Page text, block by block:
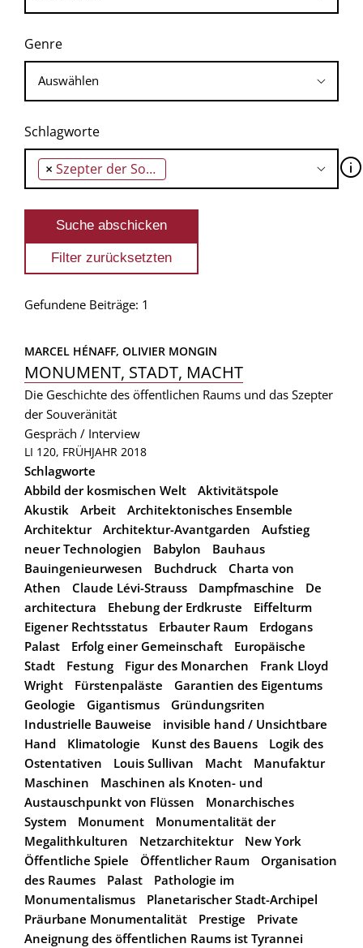
Genre
Schlagworte
× Szepter der Souveränität 🛈
Gefundene Beiträge: 1
MARCEL HÉNAFF, OLIVIER MONGIN
MONUMENT, STADT, MACHT
Die Geschichte des öffentlichen Raums und das Szepter
der Souveränität
Gespräch / Interview
LI 120, FRÜHJAHR 2018
Schlagworte
Abbild der kosmischen Welt
Aktivitätspole
Akustik
Arbeit
Architektonisches Ensemble
Architektur
Architektur-Avantgarden
Aufstieg
neuer Technologien
Babylon
Bauhaus
Bauingenieurwesen
Buchdruck
Charta von
Athen
Claude Lévi-Strauss Dampfmaschine
De
architectura
Ehebung der Erdkruste
Eiffelturm
Eigener Rechtsstatus
Erbauter Raum
Erdogans
Palast
Erfolg einer Gemeinschaft
Europäische
Stadt
Festung Figur des Monarchen
Frank Lloyd
Wright
Fürstenpaläste
Garantien des Eigentums
Geologie
Gigantismus
Gründungsriten
Industrielle Bauweise
invisible hand / Unsichtbare
Hand
Klimatologie Kunst des Bauens
Logik des
Ostentativen
Louis Sullivan Macht
Manufaktur
Maschinen
Maschinen als Knoten- und
Austauschpunkt von Flüssen
Monarchisches
System
Monument
Monumentalität der
Megalithkulturen
Netzarchitektur
New York
Öffentliche Spiele
Öffentlicher Raum
Organisation
des Raumes
Palast
Pathologie im
Monumentalismus
Planetarischer Stadt-Archipel
Präurbane Monumentalität
Prestige
Private
Aneignung des öffentlichen Raums ist Tyrannei